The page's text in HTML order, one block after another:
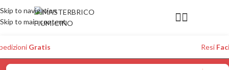
Skip to navigation
Skip to main content
Gratis Resi